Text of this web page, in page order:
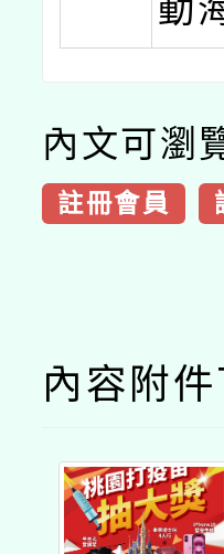
動
內文可瀏
註冊會員
內容附